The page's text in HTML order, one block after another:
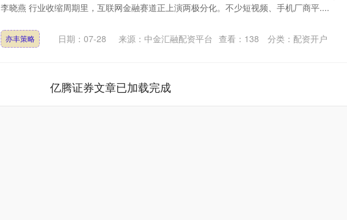
李晓燕 行业收缩周期里，互联网金融赛道正上演两极分化。不少短视频、手机厂商平....
亦丰策略 日期：07-28 来源：中金汇融配资平台 查看： 138 分类： 配资开户
亿腾证券文章已加载完成